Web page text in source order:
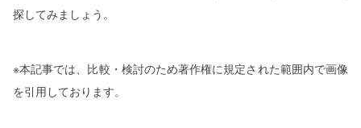
探してみましょう。
※本記事では、比較・検討のため著作権に規定された範囲内で画像
を引用しております。